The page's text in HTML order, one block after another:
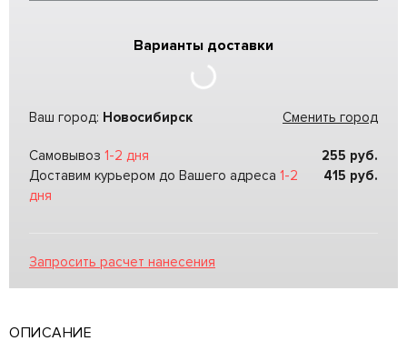
Варианты доставки
Ваш город: Новосибирск Сменить город
Самовывоз 1-2 дня 255 руб.
Доставим курьером до Вашего адреса 1-2
дня
415 руб.
Запросить расчет нанесения
ОПИСАНИЕ